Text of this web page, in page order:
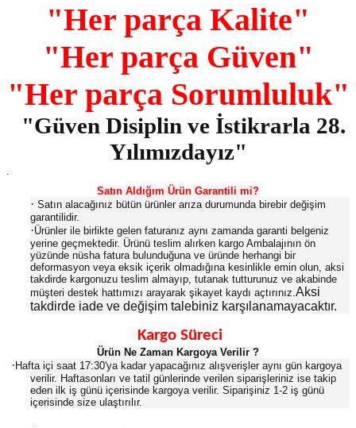
"Her parça Kalite"
"Her parça Güven"
"Her parça Sorumluluk"
"Güven Disiplin ve İstikrarla 28.
Yılımızdayız"
Satın Aldığım Ürün Garantili mi?
· Satın alacağınız bütün ürünler arıza durumunda birebir değişim
garantilidir.
·Ürünler ile birlikte gelen faturanız aynı zamanda garanti belgeniz
yerine geçmektedir. Ürünü teslim alırken kargo Ambalajının ön
yüzünde nüsha fatura bulunduğuna ve üründe herhangi bir
deformasyon veya eksik içerik olmadığına kesinlikle emin olun, aksi
takdirde kargonuzu teslim almayıp, tutanak tutturunuz ve akabinde
müşteri destek hattımızı arayarak şikayet kaydı açtırınız.Aksi
takdirde iade ve değişim talebiniz karşılanamayacaktır.
Kargo Süreci
Ürün Ne Zaman Kargoya Verilir ?
· Hafta içi saat 17:30'ya kadar yapacağınız alışverişler aynı gün kargoya
verilir. Haftasonları ve tatil günlerinde verilen siparişleriniz ise takip
eden ilk iş günü içerisinde kargoya verilir. Siparişiniz 1-2 iş günü
içerisinde size ulaştırılır.